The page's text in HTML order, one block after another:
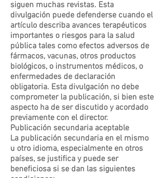
siguen muchas revistas. Esta
divulgación puede defenderse cuando el
artículo describa avances terapéuticos
importantes o riesgos para la salud
pública tales como efectos adversos de
fármacos, vacunas, otros productos
biológicos, o instrumentos médicos, o
enfermedades de declaración
obligatoria. Esta divulgación no debe
comprometer la publicación, si bien este
aspecto ha de ser discutido y acordado
previamente con el director.
Publicación secundaria aceptable
La publicación secundaria en el mismo
u otro idioma, especialmente en otros
países, se justifica y puede ser
beneficiosa si se dan las siguientes